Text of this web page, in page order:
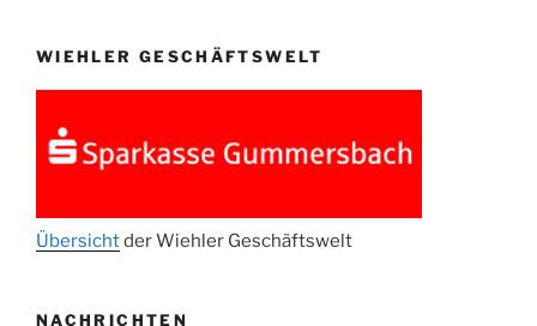
11.11.
„DÜX“ im Burghaus
15.11.
Konzert Bielsteiner Männerchor
15.11.
Volkstrauertag am Ehrenmal
27.11.
Kirche
WIEHLER GESCHÄFTSWELT
Übersichtder Wiehler Geschäftswelt
NACHRICHTEN